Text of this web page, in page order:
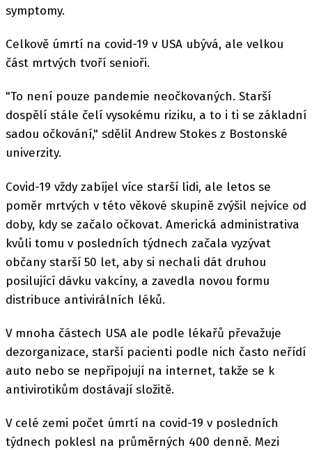
symptomy.
Celkově úmrtí na covid-19 v USA ubývá, ale velkou
část mrtvých tvoří senioři.
"To není pouze pandemie neočkovaných. Starší
dospělí stále čelí vysokému riziku, a to i ti se základní
sadou očkování," sdělil Andrew Stokes z Bostonské
univerzity.
Covid-19 vždy zabíjel více starší lidi, ale letos se
poměr mrtvých v této věkové skupině zvýšil nejvíce od
doby, kdy se začalo očkovat. Americká administrativa
kvůli tomu v posledních týdnech začala vyzývat
občany starší 50 let, aby si nechali dát druhou
posilující dávku vakcíny, a zavedla novou formu
distribuce antivirálních léků.
V mnoha částech USA ale podle lékařů převažuje
dezorganizace, starší pacienti podle nich často neřídí
auto nebo se nepřipojují na internet, takže se k
antivirotikům dostávají složitě.
V celé zemi počet úmrtí na covid-19 v posledních
týdnech poklesl na průměrných 400 denně. Mezi